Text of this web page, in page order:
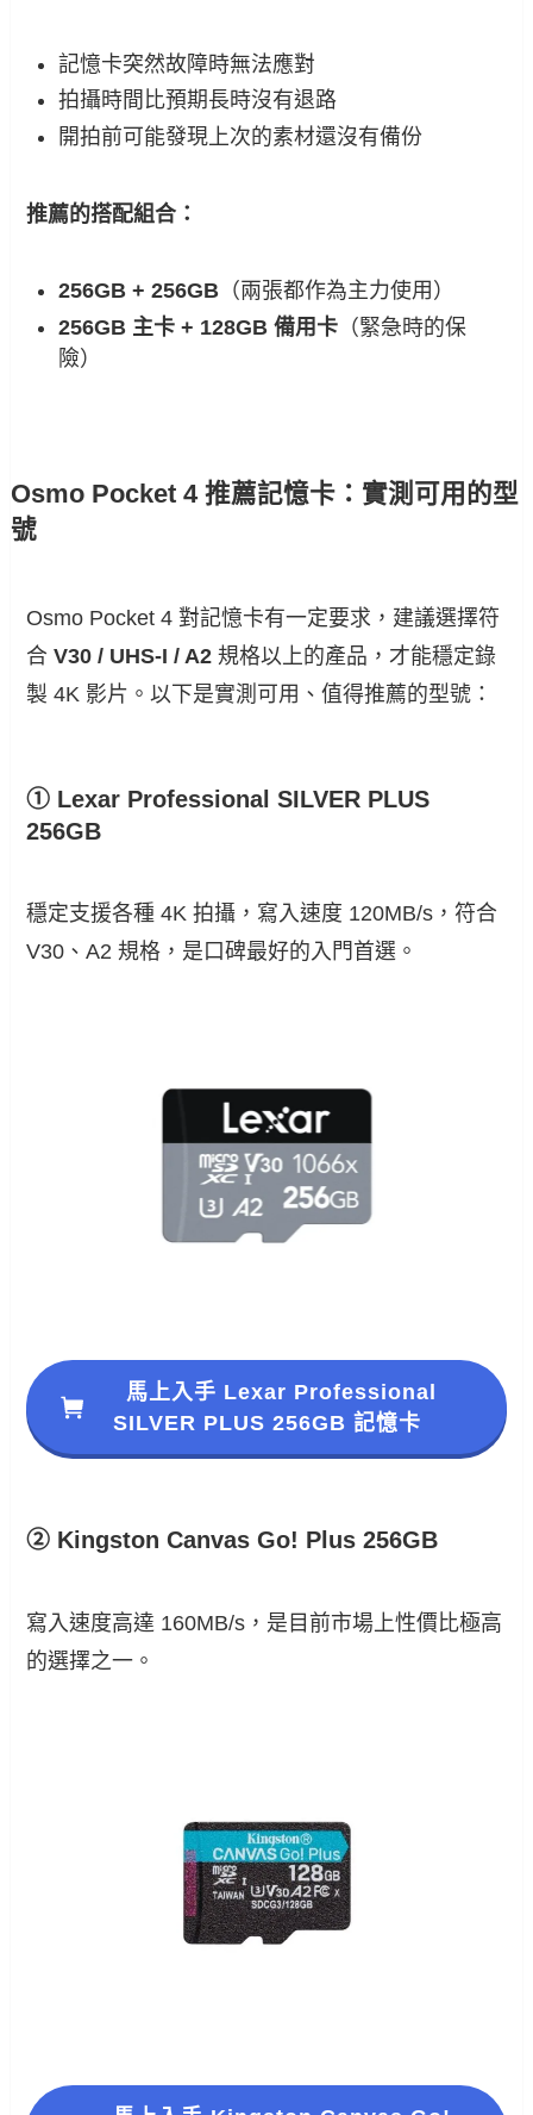
記憶卡突然故障時無法應對
拍攝時間比預期長時沒有退路
開拍前可能發現上次的素材還沒有備份
推薦的搭配組合：
256GB + 256GB （兩張都作為主力使用）
256GB 主卡 + 128GB 備用卡 （緊急時的保
險）
Osmo Pocket 4 推薦記憶卡：實測可用的型
號
Osmo Pocket 4 對記憶卡有一定要求，建議選擇符
合V30 / UHS-I / A2 規格以上的產品，才能穩定錄
製 4K 影片。以下是實測可用、值得推薦的型號：
① Lexar Professional SILVER PLUS
256GB
穩定支援各種 4K 拍攝，寫入速度 120MB/s，符合
V30、A2 規格，是口碑最好的入門首選。
馬上入手 Lexar Professional
SILVER PLUS 256GB 記憶卡
② Kingston Canvas Go! Plus 256GB
寫入速度高達 160MB/s，是目前市場上性價比極高
的選擇之一。